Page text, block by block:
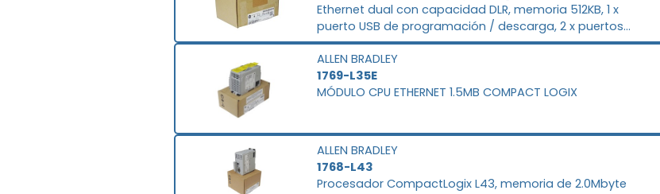
Ethernet dual con capacidad DLR, memoria 512KB, 1 x
puerto USB de programación / descarga, 2 x puertos
EtherNet / IP, (16) entradas digitales DC 24V, (16)
salidas digitales DC 24V, 8 I / O Expansión a travé
ALLEN BRADLEY
1769-L35E
MÓDULO CPU ETHERNET 1.5MB COMPACT LOGIX
ALLEN BRADLEY
1768-L43
Procesador CompactLogix L43, memoria de 2.0Mbyte